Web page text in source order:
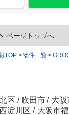
ページトップへ
TOP > 物件一覧 >
区 / 吹田市 / 大阪
淀川区 / 大阪市